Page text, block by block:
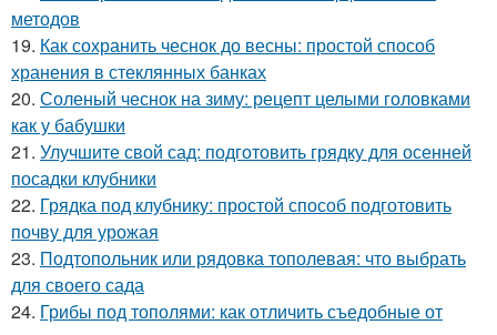
методов
19. Как сохранить чеснок до весны: простой способ
хранения в стеклянных банках
20. Соленый чеснок на зиму: рецепт целыми головками
как у бабушки
21. Улучшите свой сад: подготовить грядку для осенней
посадки клубники
22. Грядка под клубнику: простой способ подготовить
почву для урожая
23. Подтопольник или рядовка тополевая: что выбрать
для своего сада
24. Грибы под тополями: как отличить съедобные от